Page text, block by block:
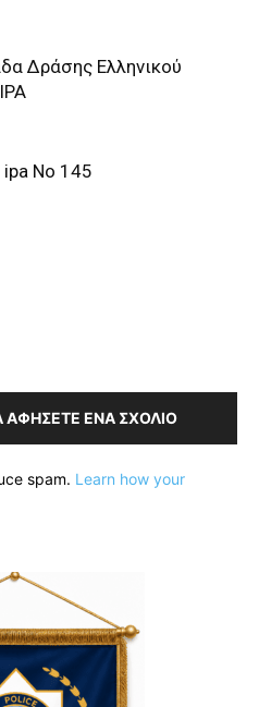
Δράσης Ελληνικού
ipa Νο 145
ΑΦΉΣΕΤΕ ΈΝΑ ΣΧΌΛΙΟ
spam. Learn how your